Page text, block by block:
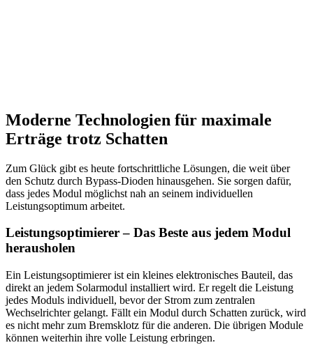
Moderne Technologien für maximale
Erträge trotz Schatten
Zum Glück gibt es heute fortschrittliche Lösungen, die weit über
den Schutz durch Bypass-Dioden hinausgehen. Sie sorgen dafür,
dass jedes Modul möglichst nah an seinem individuellen
Leistungsoptimum arbeitet.
Leistungsoptimierer – Das Beste aus jedem Modul
herausholen
Ein Leistungsoptimierer ist ein kleines elektronisches Bauteil, das
direkt an jedem Solarmodul installiert wird. Er regelt die Leistung
jedes Moduls individuell, bevor der Strom zum zentralen
Wechselrichter gelangt. Fällt ein Modul durch Schatten zurück, wird
es nicht mehr zum Bremsklotz für die anderen. Die übrigen Module
können weiterhin ihre volle Leistung erbringen.